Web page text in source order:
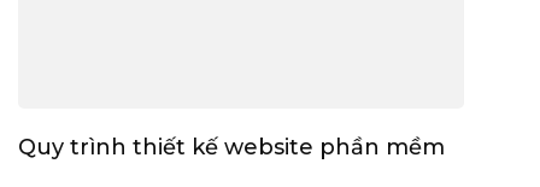
Quy trình thiết kế website phần mềm